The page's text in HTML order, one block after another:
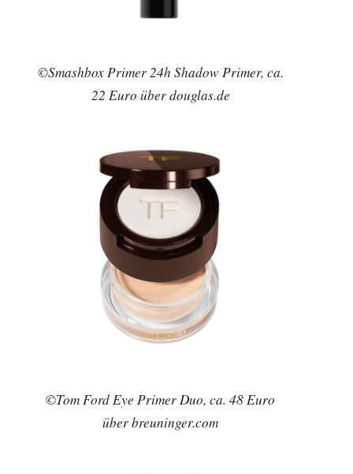
©Smashbox Primer 24h Shadow Primer, ca.
22 Euro über douglas.de
©Tom Ford Eye Primer Duo, ca. 48 Euro
über breuninger.com